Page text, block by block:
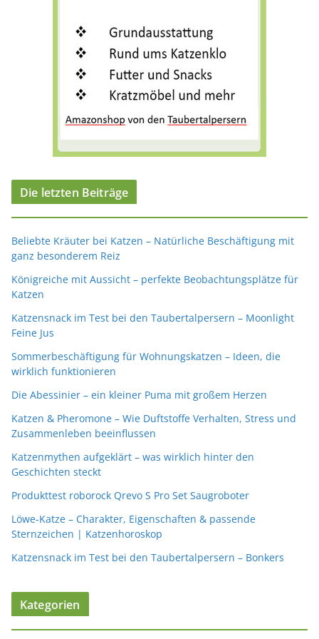
Die letzten Beiträge
Beliebte Kräuter bei Katzen – Natürliche Beschäftigung mit
ganz besonderem Reiz
Königreiche mit Aussicht – perfekte Beobachtungsplätze für
Katzen
Katzensnack im Test bei den Taubertalpersern – Moonlight
Feine Jus
Sommerbeschäftigung für Wohnungskatzen – Ideen, die
wirklich funktionieren
Die Abessinier – ein kleiner Puma mit großem Herzen
Katzen & Pheromone – Wie Duftstoffe Verhalten, Stress und
Zusammenleben beeinflussen
Katzenmythen aufgeklärt – was wirklich hinter den
Geschichten steckt
Produkttest roborock Qrevo S Pro Set Saugroboter
Löwe-Katze – Charakter, Eigenschaften & passende
Sternzeichen | Katzenhoroskop
Katzensnack im Test bei den Taubertalpersern – Bonkers
Kategorien